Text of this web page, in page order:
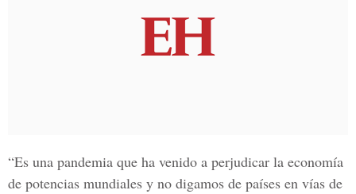
“Es una pandemia que ha venido a perjudicar la economía
de potencias mundiales y no digamos de países en vías de